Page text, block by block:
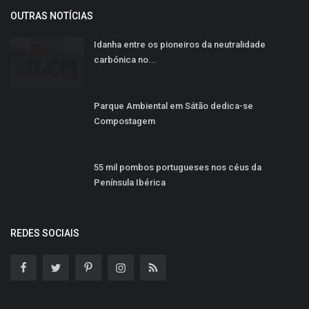
OUTRAS NOTÍCIAS
Idanha entre os pioneiros da neutralidade
carbónica no...
Parque Ambiental em Sátão dedica-se
Compostagem
55 mil pombos portugueses nos céus da
Península Ibérica
REDES SOCIAIS